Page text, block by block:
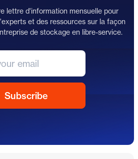
lettre d'information mensuelle pour
et des ressources sur la façon
de stockage en libre-service.